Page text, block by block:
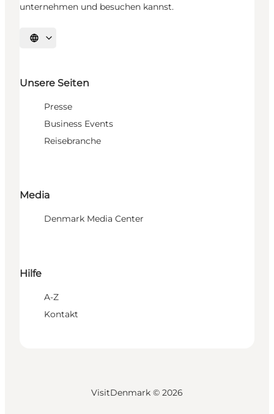
unternehmen und besuchen kannst.
Sprache auswählen
Unsere Seiten
Presse
Business Events
Reisebranche
Media
Denmark Media Center
Hilfe
A-Z
Kontakt
VisitDenmark © 2026